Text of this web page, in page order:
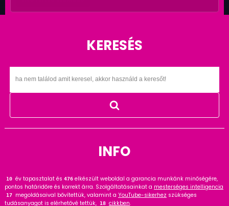
KERESÉS
INFO
12 év tapasztalat és 476elkészült weboldal a garancia munkánk minőségére,
pontos határidőre és korrekt árra. Szolgáltatásainkat a mesterséges intelligencia
17 megoldásaival bővítettük, valamint a YouTube-sikerhez szükséges
tudásanyagot is elérhetővé tettük, 18 cikkben.